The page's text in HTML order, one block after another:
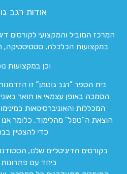
אודות רגב
במקצועות הכלכלה, סטטיסטיקה,
וכן במקצועות
בית הספר “רגב גוטמן” זו
הסמכה באופן עצמאי או תואר
המכללות והאוניברסיטאות
הוצאת ה”טפל” מהלימוד. כלומר
כדי להצטיין
בקורסים הדיגיטליים שלנו,
ביחד עם